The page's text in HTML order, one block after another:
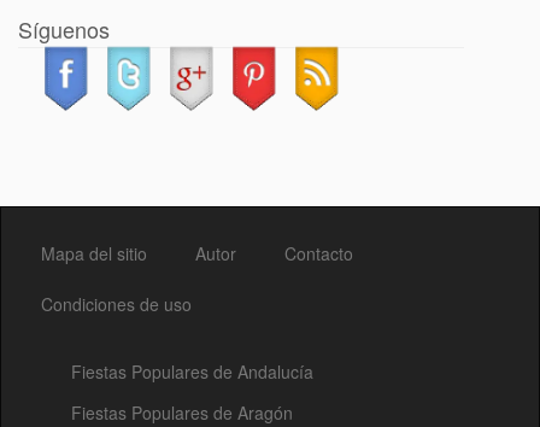
Síguenos
Mapa del sitio Autor Contacto
Condiciones de uso
Fiestas Populares de Andalucía
Fiestas Populares de Aragón